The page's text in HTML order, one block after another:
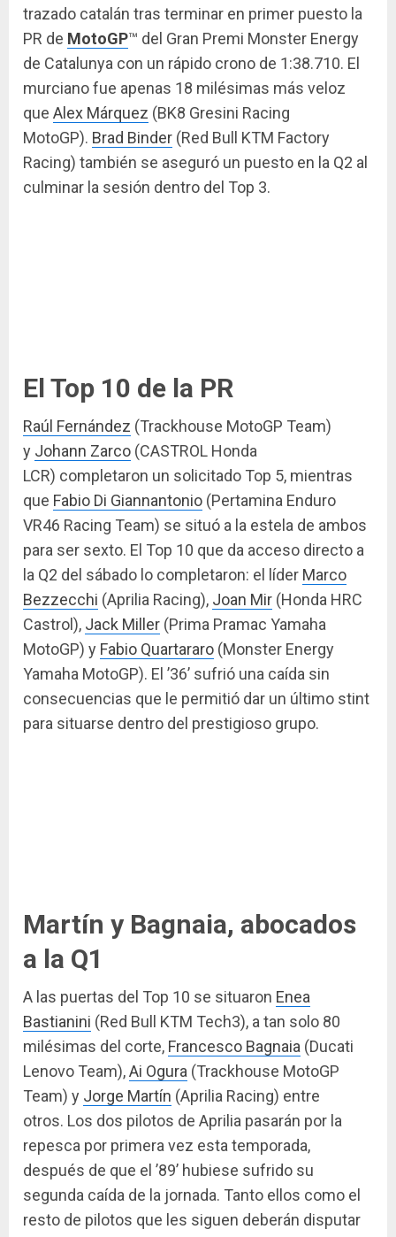
trazado catalán tras terminar en primer puesto la
PR de MotoGP™ del Gran Premi Monster Energy
de Catalunya con un rápido crono de 1:38.710. El
murciano fue apenas 18 milésimas más veloz
que Alex Márquez (BK8 Gresini Racing
MotoGP). Brad Binder (Red Bull KTM Factory
Racing) también se aseguró un puesto en la Q2 al
culminar la sesión dentro del Top 3.
El Top 10 de la PR
Raúl Fernández (Trackhouse MotoGP Team)
y Johann Zarco (CASTROL Honda
LCR) completaron un solicitado Top 5, mientras
que Fabio Di Giannantonio (Pertamina Enduro
VR46 Racing Team) se situó a la estela de ambos
para ser sexto. El Top 10 que da acceso directo a
la Q2 del sábado lo completaron: el líder Marco
Bezzecchi (Aprilia Racing), Joan Mir (Honda HRC
Castrol), Jack Miller (Prima Pramac Yamaha
MotoGP) y Fabio Quartararo (Monster Energy
Yamaha MotoGP). El ’36’ sufrió una caída sin
consecuencias que le permitió dar un último stint
para situarse dentro del prestigioso grupo.
Martín y Bagnaia, abocados
a la Q1
A las puertas del Top 10 se situaron Enea
Bastianini (Red Bull KTM Tech3), a tan solo 80
milésimas del corte, Francesco Bagnaia (Ducati
Lenovo Team),Ai Ogura (Trackhouse MotoGP
Team) y Jorge Martín (Aprilia Racing) entre
otros. Los dos pilotos de Aprilia pasarán por la
repesca por primera vez esta temporada,
después de que el ’89’ hubiese sufrido su
segunda caída de la jornada. Tanto ellos como el
resto de pilotos que les siguen deberán disputar